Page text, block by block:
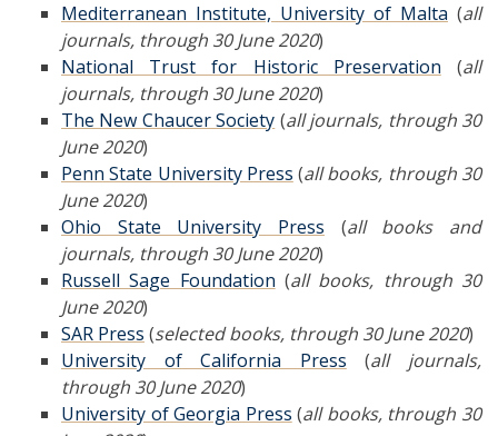
Mediterranean Institute, University of Malta (all
journals, through 30 June 2020)
National Trust for Historic Preservation (all
journals, through 30 June 2020)
The New Chaucer Society (all journals, through 30
June 2020)
Penn State University Press (all books, through 30
June 2020)
Ohio State University Press (all books and
journals, through 30 June 2020)
Russell Sage Foundation (all books, through 30
June 2020)
SAR Press (selected books, through 30 June 2020)
University of California Press (all journals,
through 30 June 2020)
University of Georgia Press (all books, through 30